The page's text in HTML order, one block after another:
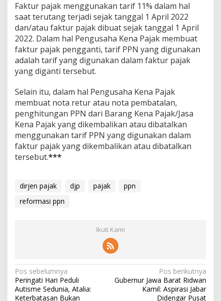
Faktur pajak menggunakan tarif 11% dalam hal
saat terutang terjadi sejak tanggal 1 April 2022
dan/atau faktur pajak dibuat sejak tanggal 1 April
2022. Dalam hal Pengusaha Kena Pajak membuat
faktur pajak pengganti, tarif PPN yang digunakan
adalah tarif yang digunakan dalam faktur pajak
yang diganti tersebut.
Selain itu, dalam hal Pengusaha Kena Pajak
membuat nota retur atau nota pembatalan,
penghitungan PPN dari Barang Kena Pajak/Jasa
Kena Pajak yang dikembalikan atau dibatalkan
menggunakan tarif PPN yang digunakan dalam
faktur pajak yang dikembalikan atau dibatalkan
tersebut.***
dirjen pajak djp pajak
ppn
reformasi ppn
Ikuti Kami
N
a
Pos sebelumnya
Peringati Hari Peduli
Autisme Sedunia, Atalia:
Keterbatasan Bukan
Pos berikutnya
Gubernur Jawa Barat Ridwan
Kamil: Aspirasi Jabar
Didengar Pusat